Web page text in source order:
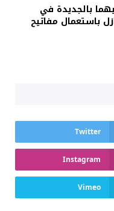
بالجديدة في
باستعمال مفاتيح
Twitter
Instagram
Vimeo